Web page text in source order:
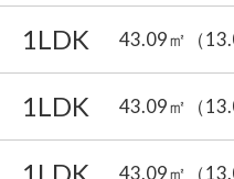
1LDK 43.09㎡ （
1LDK 43.09㎡ （
43.09㎡ （